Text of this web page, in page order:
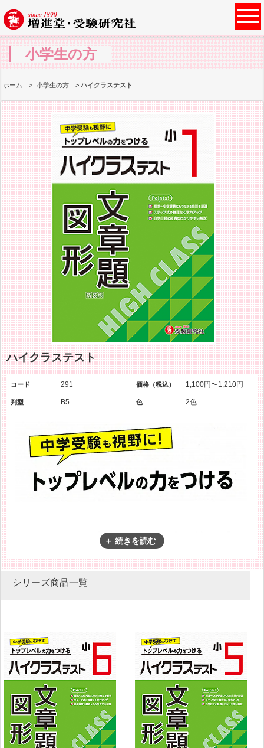
小学生の方
ホーム 小学生の方 ハイクラステスト
ハイクラステスト
コード 291 価格（税込） 1,100円〜1,210円
判型 B5 色 2色
ハイレベルな実力をつける書き込み式の
問題集。ステップ式で，発展的な問題も
多く取り上げてあります。
この本の特色
①「標準クラス」から「ハイクラス」へ
各単元は「標準クラス」と「ハイクラス」の2ステップ式にな
っています。
シリーズ商品一覧